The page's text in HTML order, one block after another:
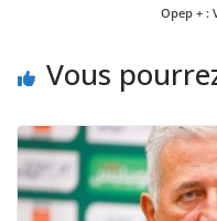
Opep + :
Vous